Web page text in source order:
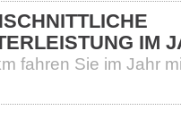
IM
fahren Sie im Jahr